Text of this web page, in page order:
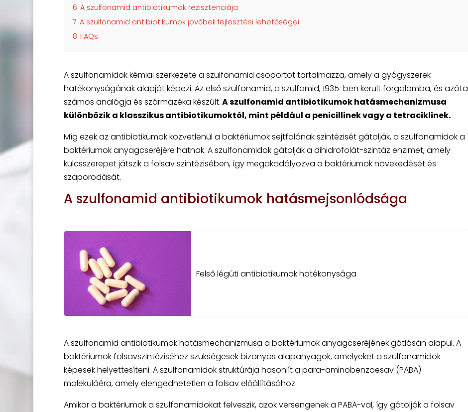
6 A szulfonamid antibiotikumok rezisztenciája
7 A szulfonamid antibiotikumok jövőbeli fejlesztési lehetőségei
8 FAQs
A szulfonamidok kémiai szerkezete a szulfonamid csoportot tartalmazza, amely a gyógyszerek
hatékonyságának alapját képezi. Az első szulfonamid, a szulfamid, 1935-ben került forgalomba, és azóta
számos analógja és származéka készült.A szulfonamid antibiotikumok hatásmechanizmusa
különbözik a klasszikus antibiotikumoktól, mint például a penicillinek vagy a tetraciklinek.
Míg ezek az antibiotikumok közvetlenül a baktériumok sejtfalának szintézisét gátolják, a szulfonamidok a
baktériumok anyagcseréjére hatnak. A szulfonamidok gátolják a dihidrofolát-szintáz enzimet, amely
kulcsszerepet játszik a folsav szintézisében, így megakadályozva a baktériumok növekedését és
szaporodását.
A szulfonamid antibiotikumok hatásmejsonlódsága
Felső légúti antibiotikumok hatékonysága
A szulfonamid antibiotikumok hatásmechanizmusa a baktériumok anyagcseréjének gátlásán alapul. A
baktériumok folsavszintéziséhez szükségesek bizonyos alapanyagok, amelyeket a szulfonamidok
képesek helyettesíteni. A szulfonamidok struktúrája hasonlít a para-aminobenzoesav (PABA)
molekuláéra, amely elengedhetetlen a folsav előállításához.
Amikor a baktériumok a szulfonamidokat felveszik, azok versengenek a PABA-val, így gátolják a folsav